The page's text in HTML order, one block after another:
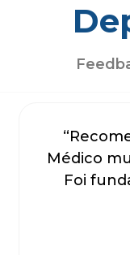
Médico
Foi